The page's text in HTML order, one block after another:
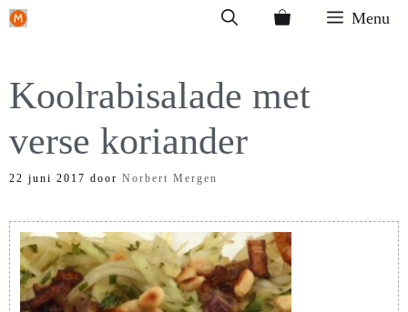
Ga
inhoud
Menu
Koolrabisalade met
verse koriander
22 juni 2017 door Norbert Mergen